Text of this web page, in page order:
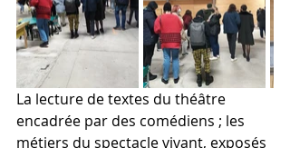
La lecture de textes du théâtre
encadrée par des comédiens ; les
métiers du spectacle vivant, exposés